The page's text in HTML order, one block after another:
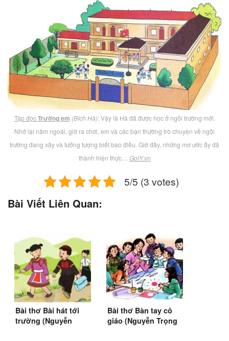
Tập đọcTrường em (Bích Hà): Vậy là Hà đã được học ở ngôi trường mới.
Nhớ lại năm ngoái, giờ ra chơi, em và các bạn thường trò chuyện về ngôi
trường đang xây và tưởng tượng biết bao điều. Giờ đây, những mơ ước ấy đã
thành hiện thực… GoiY.vn
5/5 (3 votes)
Bài Viết Liên Quan:
Bài thơ Bài hát tới
trường (Nguyễn
Bài thơ Bàn tay cô
giáo (Nguyễn Trọng